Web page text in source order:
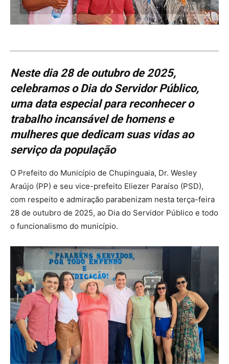
Neste dia 28 de outubro de 2025,
celebramos o Dia do Servidor Público,
uma data especial para reconhecer o
trabalho incansável de homens e
mulheres que dedicam suas vidas ao
serviço da população
O Prefeito do Município de Chupinguaia, Dr. Wesley
Araújo (PP) e seu vice-prefeito Eliezer Paraíso (PSD),
com respeito e admiração parabenizam nesta terça-feira
28 de outubro de 2025, ao Dia do Servidor Público e todo
o funcionalismo do município.